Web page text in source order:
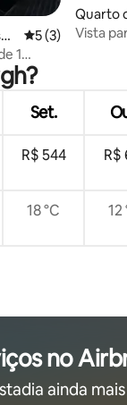
5 de uma
5 (3)
1
Quarto
n
Vista
Set.
R$ 544 R$
18 °C 12
no
ainda